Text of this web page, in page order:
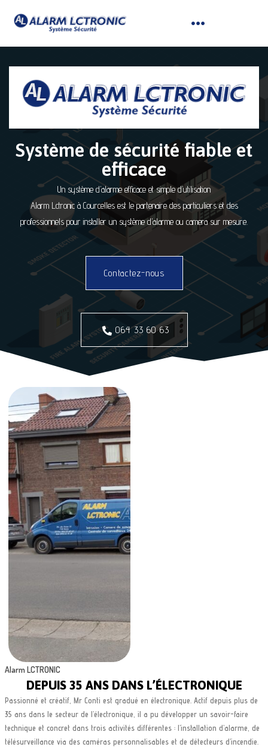
Système de sécurité fiable et
efficace
Un système d’alarme efficace et simple d’utilisation
Alarm Lctronic à Courcelles est le partenaire des particuliers et des
professionnels pour installer un système d’alarme ou camera sur mesure.
Contactez-nous
064 33 60 63
Alarm LCTRONIC
DEPUIS 35 ANS DANS L’ÉLECTRONIQUE
Passionné et créatif, Mr Conti est gradué en électronique. Actif depuis plus de
35 ans dans le secteur de l’électronique, il a pu développer un savoir-faire
technique et concret dans trois activités différentes : l’installation d’alarme, de
télésurveillance via des caméras personnalisables et de détecteurs d’incendie.